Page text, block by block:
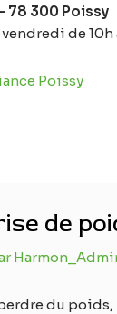
78 300 Poissy
de 10h
de
du